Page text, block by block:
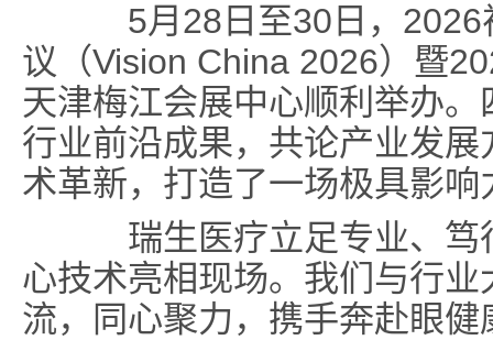
5月28日至30日，2026
议（Vision China 2026）暨
天津梅江会展中心顺利举办
行业前沿成果，共论产业发
术革新，打造了一场极具影
瑞生医疗立足专业、笃
心技术亮相现场。我们与行
流，同心聚力，携手奔赴眼